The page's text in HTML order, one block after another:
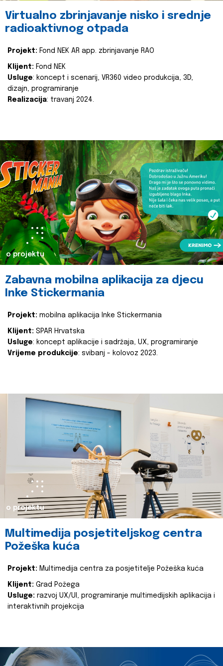
Virtualno zbrinjavanje nisko i srednje
radioaktivnog otpada
Projekt: Fond NEK AR app. zbrinjavanje RAO
Klijent: Fond NEK
Usluge: koncept i scenarij, VR360 video produkcija, 3D,
dizajn, programiranje
Realizacija: travanj 2024.
o projektu
Zabavna mobilna aplikacija za djecu
Inke Stickermania
Projekt: mobilna aplikacija Inke Stickermania
Klijent: SPAR Hrvatska
Usluge: koncept aplikacije i sadržaja, UX, programiranje
Vrijeme produkcije: svibanj - kolovoz 2023.
o projektu
Multimedija posjetiteljskog centra
Požeška kuća
Projekt: Multimedija centra za posjetitelje Požeška kuća
Klijent: Grad Požega
Usluge: razvoj UX/UI, programiranje multimedijskih aplikacija i
interaktivnih projekcija